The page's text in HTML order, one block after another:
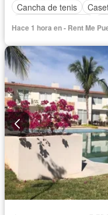
Cancha de tenis
Sin amueblar
Hace 1 hora en - Rent Me